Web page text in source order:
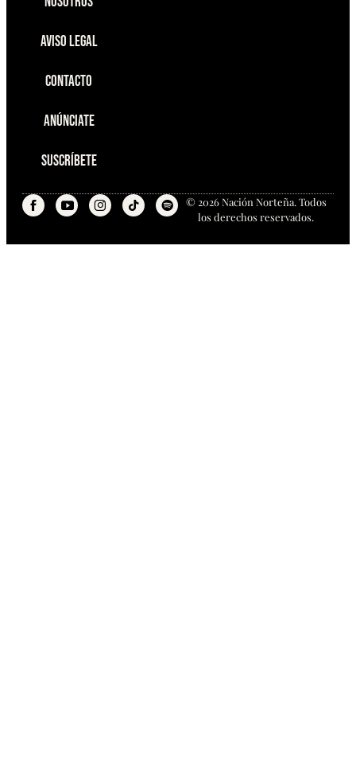
Aviso Legal
Contacto
Anúnciate
Suscríbete
© 2026 Nación Norteña. Todos
los derechos reservados.